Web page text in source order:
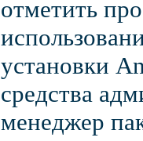
отметить
установки
средства
менеджер